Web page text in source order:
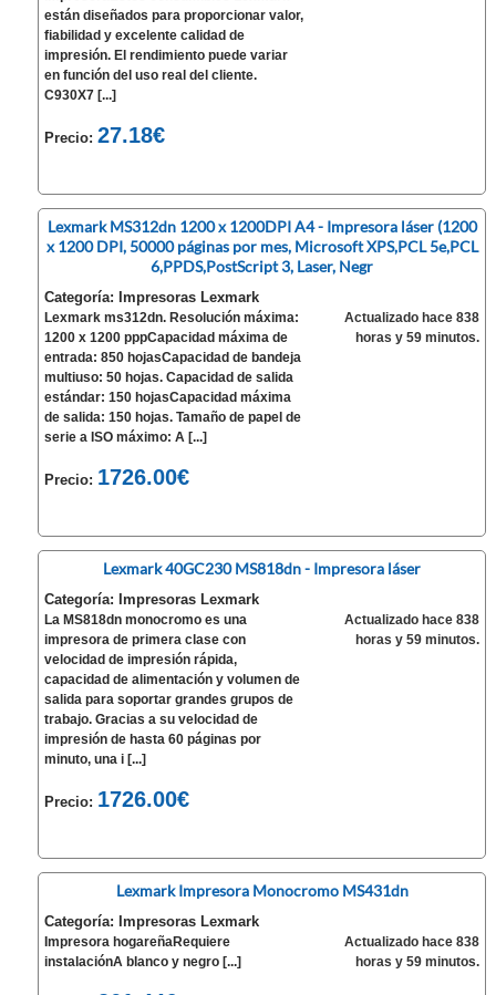
están diseñados para proporcionar valor,
fiabilidad y excelente calidad de
impresión. El rendimiento puede variar
en función del uso real del cliente.
C930X7 [...]
Precio:27.18€
Lexmark MS312dn 1200 x 1200DPI A4 - Impresora láser (1200
x 1200 DPI, 50000 páginas por mes, Microsoft XPS,PCL 5e,PCL
6,PPDS,PostScript 3, Laser, Negr
Categoría: Impresoras Lexmark
Lexmark ms312dn. Resolución máxima:
1200 x 1200 pppCapacidad máxima de
entrada: 850 hojasCapacidad de bandeja
multiuso: 50 hojas. Capacidad de salida
estándar: 150 hojasCapacidad máxima
de salida: 150 hojas. Tamaño de papel de
serie a ISO máximo: A [...]
Precio: 1726.00€
Actualizado hace 838
horas y 59 minutos.
Lexmark 40GC230 MS818dn - Impresora láser
Categoría: Impresoras Lexmark
La MS818dn monocromo es una
impresora de primera clase con
velocidad de impresión rápida,
capacidad de alimentación y volumen de
salida para soportar grandes grupos de
trabajo. Gracias a su velocidad de
impresión de hasta 60 páginas por
minuto, una i [...]
Precio: 1726.00€
Actualizado hace 838
horas y 59 minutos.
Lexmark Impresora Monocromo MS431dn
Categoría: Impresoras Lexmark
Impresora hogareñaRequiere
instalaciónA blanco y negro [...]
Actualizado hace 838
horas y 59 minutos.